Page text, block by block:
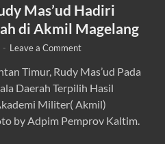
Mas’ud Hadiri
di Akmil Magelang
- Leave a Comment
Timur, Rudy Mas’ud Pada
Daerah Terpilih Hasil
Militer( Akmil)
by Adpim Pemprov Kaltim.